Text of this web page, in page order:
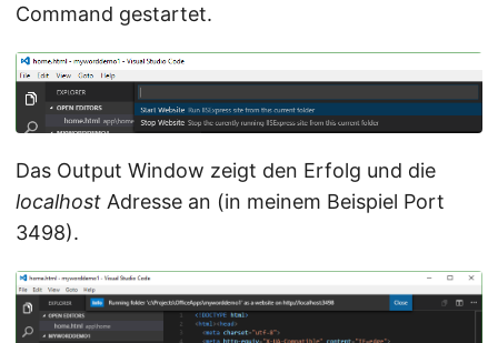
Command gestartet.
Das Output Window zeigt den Erfolg und die
localhost Adresse an (in meinem Beispiel Port
3498).